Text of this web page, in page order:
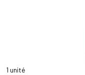
1 unité